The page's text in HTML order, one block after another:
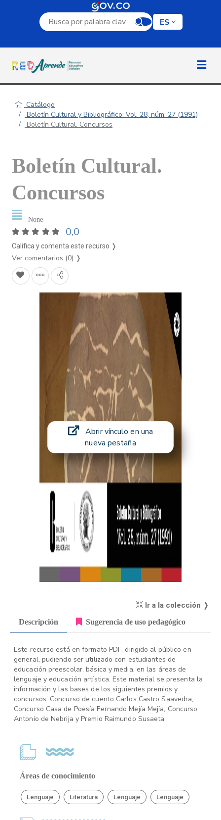
Campo de búsqueda por palabra clave
ES
Catálogo
Boletín Cultural y Bibliográfico: Vol. 28, núm. 27 (1991)
Boletín Cultural. Concursos
Boletín Cultural.
Concursos
None
0,0
Califica y comenta este recurso ❭
Ver comentarios (0) ❭
Abrir vínculo en una
nueva pestaña
Ir a la colección ❭
Descripción Sugerencia de uso pedagógico
Este recurso está en formato PDF, dirigido al público en
general, pudiendo ser utilizado con estudiantes de
educación preescolar, básica y media, en las áreas de
lenguaje y educación artística. Este material se presenta la
información y las bases de los siguientes premios y
concursos: Concurso de cuento Carlos Castro Saavedra;
Concurso Casa de Poesía Fernando Mejía Mejía; Concurso
Antonio de Nebrija y Premio Raimundo Susaeta
Áreas de conocimiento
Lenguaje Literatura Lenguaje Lenguaje